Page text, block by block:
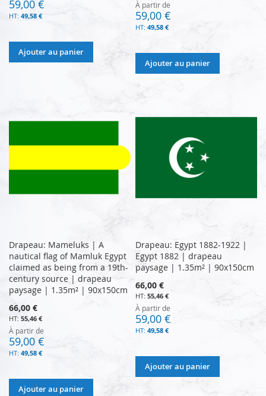
59,00 €
49,58 €
Ajouter au panier
À partir de
59,00 €
49,58 €
Ajouter au panier
Drapeau: Mameluks | A
nautical flag of Mamluk Egypt
claimed as being from a 19th-
century source | drapeau
paysage | 1.35m² | 90x150cm
66,00 €
55,46 €
À partir de
59,00 €
49,58 €
Ajouter au panier
Drapeau: Egypt 1882-1922 |
Egypt 1882 | drapeau
paysage | 1.35m² | 90x150cm
66,00 €
55,46 €
À partir de
59,00 €
49,58 €
Ajouter au panier